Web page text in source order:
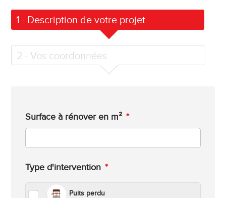
1 - Description de votre projet
2 - Vos coordonnées
Surface à rénover en m² *
Type d'intervention *
Puits perdu